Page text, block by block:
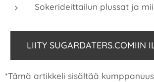
Sokerideittailun plussat ja
LIITY SUGARDATERS.COMIIN
*Tämä artikkeli sisältää